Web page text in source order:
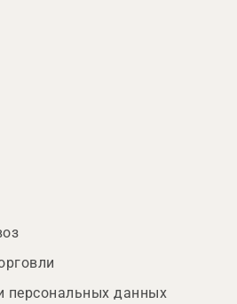
персональных данных